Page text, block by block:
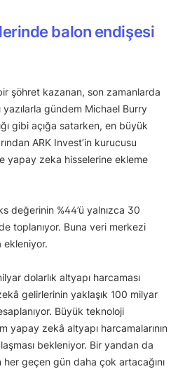
balon endişesi
şöhret kazanan, son zamanlarda
gündem Michael Burry
gibi açığa satarken, en büyük
ARK Invest’in kurucusu
yapay zeka hisselerine ekleme
değerinin %44’ü yalnızca 30
toplanıyor. Buna veri merkezi
ekleniyor.
dolarlık altyapı harcaması
gelirlerinin yaklaşık 100 milyar
Büyük teknoloji
yapay zekâ altyapı harcamalarının
bekleniyor. Bir yandan da
her geçen gün daha çok artacağını